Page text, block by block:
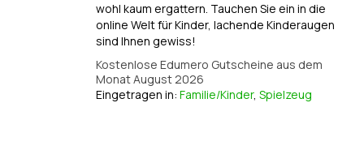
wohl kaum ergattern. Tauchen Sie ein in die
online Welt für Kinder, lachende Kinderaugen
sind Ihnen gewiss!
Kostenlose Edumero Gutscheine aus dem
Monat August 2026
Eingetragen in: Familie/Kinder, Spielzeug